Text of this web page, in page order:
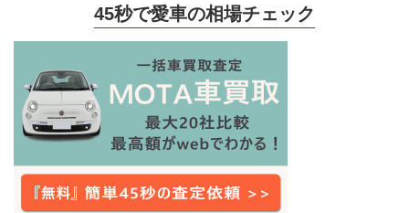
45秒で愛車の相場チェック